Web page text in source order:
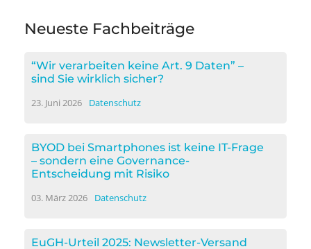
Neueste Fachbeiträge
“Wir verarbeiten keine Art. 9 Daten” –
sind Sie wirklich sicher?
23. Juni 2026 Datenschutz
BYOD bei Smartphones ist keine IT-Frage
– sondern eine Governance-
Entscheidung mit Risiko
03. März 2026 Datenschutz
EuGH-Urteil 2025: Newsletter-Versand